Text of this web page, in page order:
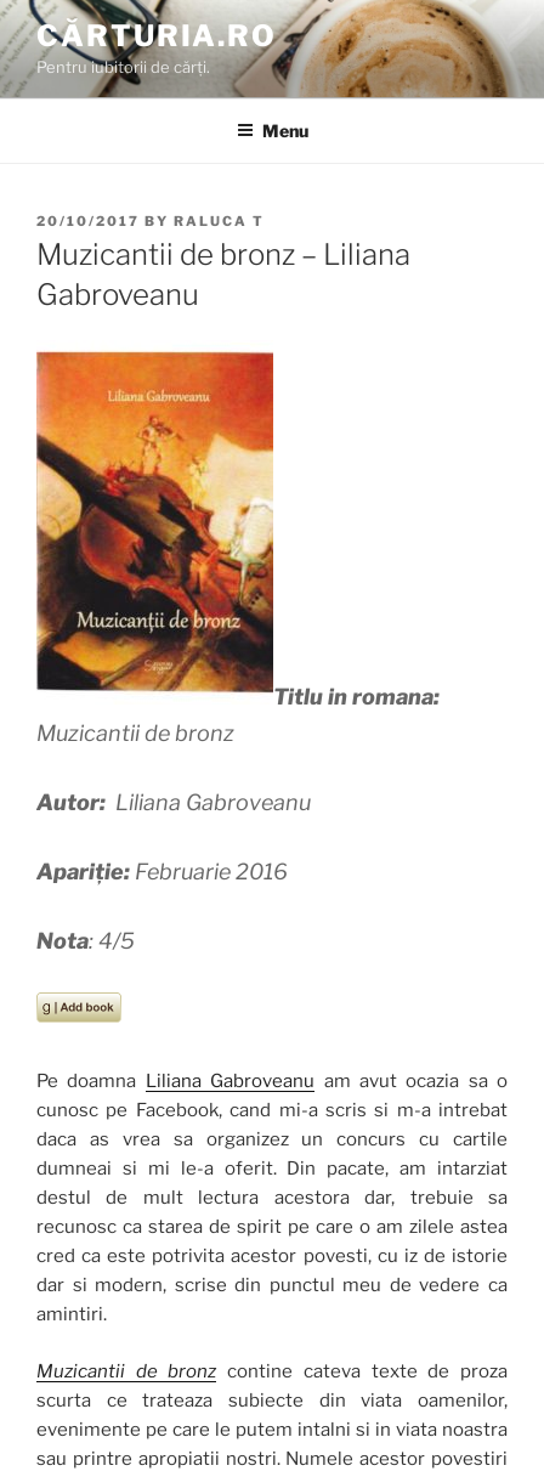
Skip
to
content
CĂRTURIA.RO
Pentru iubitorii de cărți.
Menu
POSTED
ON
20/10/2017 BY RALUCA T
Muzicantii de bronz – Liliana
Gabroveanu
Titlu in romana:
Muzicantii de bronz
Autor: Liliana Gabroveanu
Apariție: Februarie 2016
Nota: 4/5
Pe doamna Liliana Gabroveanu am avut ocazia sa o
cunosc pe Facebook, cand mi-a scris si m-a intrebat
daca as vrea sa organizez un concurs cu cartile
dumneai si mi le-a oferit. Din pacate, am intarziat
destul de mult lectura acestora dar, trebuie sa
recunosc ca starea de spirit pe care o am zilele astea
cred ca este potrivita acestor povesti, cu iz de istorie
dar si modern, scrise din punctul meu de vedere ca
amintiri.
Muzicantii de bronz contine cateva texte de proza
scurta ce trateaza subiecte din viata oamenilor,
evenimente pe care le putem intalni si in viata noastra
sau printre apropiatii nostri. Numele acestor povestiri